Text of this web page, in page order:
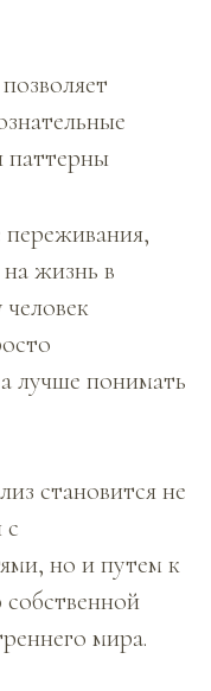
жизнь в
лучше понимать
становится не
с
но и путем к
мира.